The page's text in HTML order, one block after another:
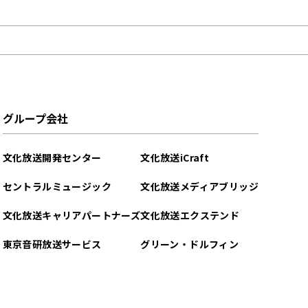
グループ会社
文化放送開発センター
セントラルミュージック
文化放送キャリアパートナーズ
東京音研放送サービス
文化放送iCraft
文化放送メディアブリッジ
文化放送エクステンド
グリーン・ドルフィン